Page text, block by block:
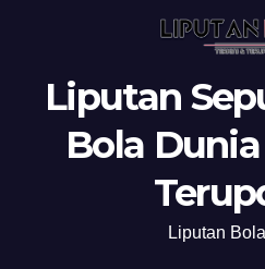
Liputan
Bola
Liputan